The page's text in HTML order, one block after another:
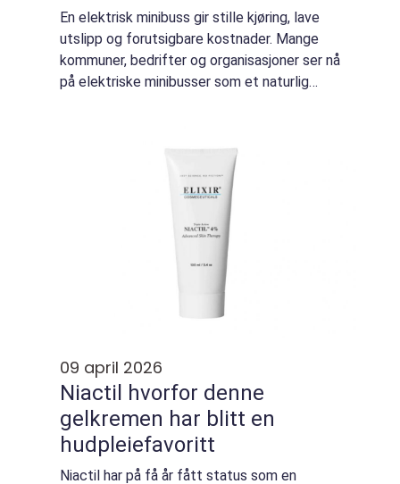
En elektrisk minibuss gir stille kjøring, lave
utslipp og forutsigbare kostnader. Mange
kommuner, bedrifter og organisasjoner ser nå
på elektriske minibusser som et naturlig
09 april 2026
Niactil hvorfor denne
gelkremen har blitt en
hudpleiefavoritt
Niactil har på få år fått status som en